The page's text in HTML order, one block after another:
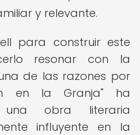
y relevante.
para construir este
resonar con la
de las razones por
en la Granja" ha
obra literaria
influyente en la